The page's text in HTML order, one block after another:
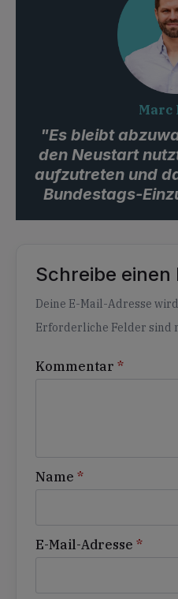
Marc
"Es bleibt
den Neustart
aufzutreten und
Bundestags-
Schreibe einen
Deine E-Mail-Adresse
Erforderliche Felder sind
Kommentar *
Name *
E-Mail-Adresse *
Alternative: